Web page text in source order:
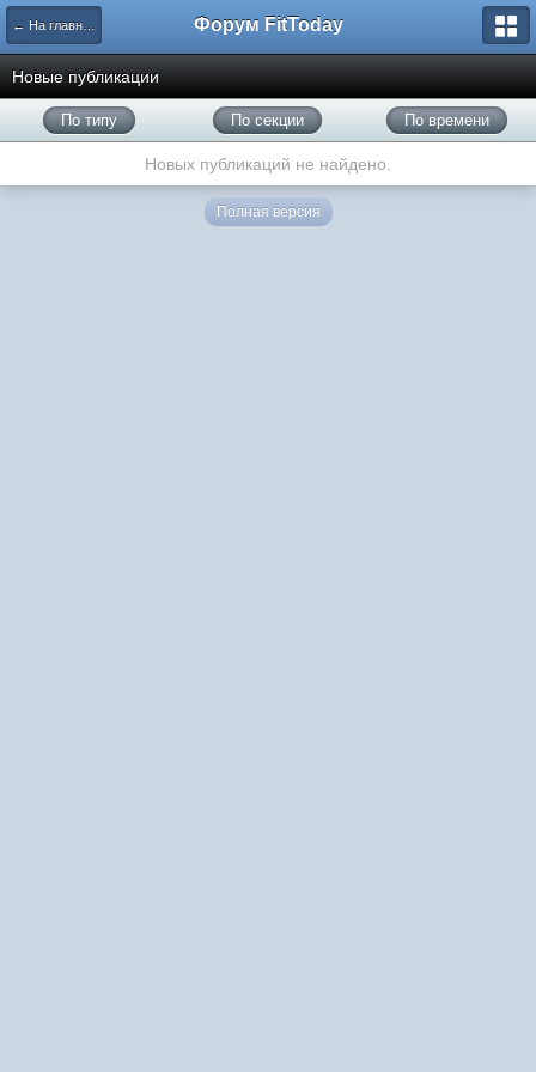
← На главную Форум FitToday
Новые публикации
По типу По секции По времени
Новых публикаций не найдено.
Полная версия